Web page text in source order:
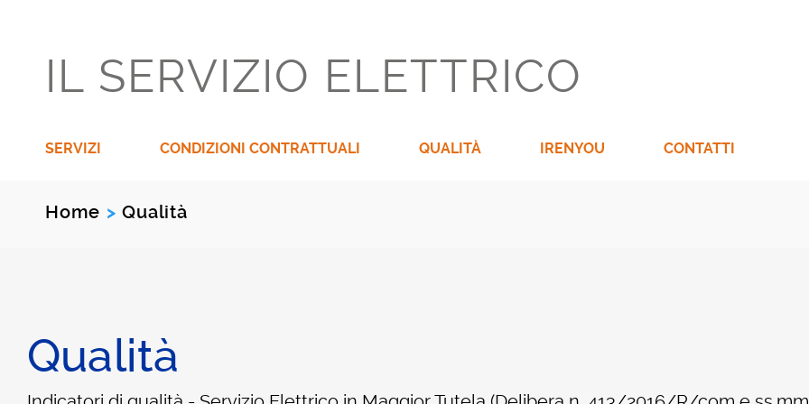
IL SERVIZIO ELETTRICO
SERVIZI CONDIZIONI CONTRATTUALI QUALITÀ IRENYOU CONTATTI
Home > Qualità
Qualità